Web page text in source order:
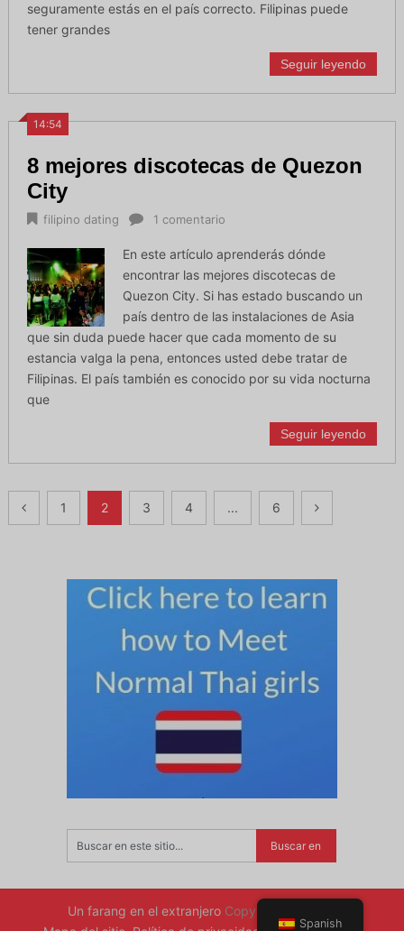
seguramente estás en el país correcto. Filipinas puede
tener grandes
Seguir leyendo
14:54
8 mejores discotecas de Quezon
City
filipino dating 1 comentario
En este artículo aprenderás dónde
encontrar las mejores discotecas de
Quezon City. Si has estado buscando un
país dentro de las instalaciones de Asia
que sin duda puede hacer que cada momento de su
estancia valga la pena, entonces usted debe tratar de
Filipinas. El país también es conocido por su vida nocturna
que
Seguir leyendo
Navegación
1 2 3 4 ... 6
Un farang en el extranjeroCopyright © 2026.
Spanish